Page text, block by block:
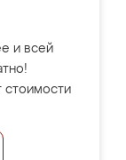
и всей
стоимости